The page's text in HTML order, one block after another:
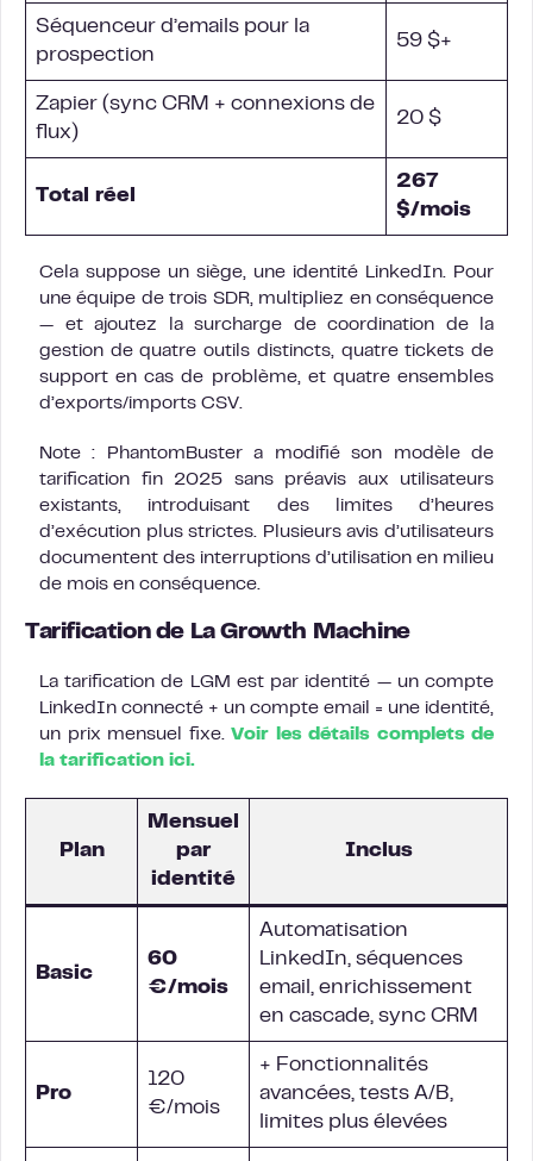
Séquenceur d’emails pour la
prospection
59 $+
Zapier (sync CRM + connexions de
flux)
20 $
Total réel
267
$/mois
Cela suppose un siège, une identité LinkedIn. Pour
une équipe de trois SDR, multipliez en conséquence
— et ajoutez la surcharge de coordination de la
gestion de quatre outils distincts, quatre tickets de
support en cas de problème, et quatre ensembles
d’exports/imports CSV.
Note : PhantomBuster a modifié son modèle de
tarification fin 2025 sans préavis aux utilisateurs
existants, introduisant des limites d’heures
d’exécution plus strictes. Plusieurs avis d’utilisateurs
documentent des interruptions d’utilisation en milieu
de mois en conséquence.
Tarification de La Growth Machine
La tarification de LGM est par identité — un compte
LinkedIn connecté + un compte email = une identité,
un prix mensuel fixe. Voir les détails complets de
la tarification ici.
Plan
Mensuel
par
identité
Inclus
Basic
60
€/mois
Automatisation
LinkedIn, séquences
email, enrichissement
en cascade, sync CRM
Pro
120
€/mois
+ Fonctionnalités
avancées, tests A/B,
limites plus élevées